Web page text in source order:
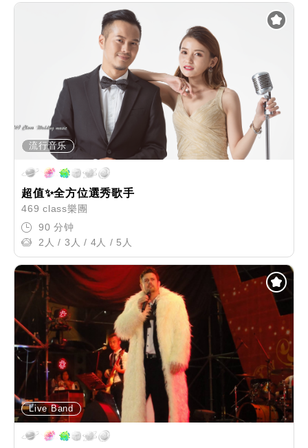
流行音乐
超值✨全方位選秀歌手
469 class樂團
90 分钟
2人 / 3人 / 4人 / 5人
Live Band